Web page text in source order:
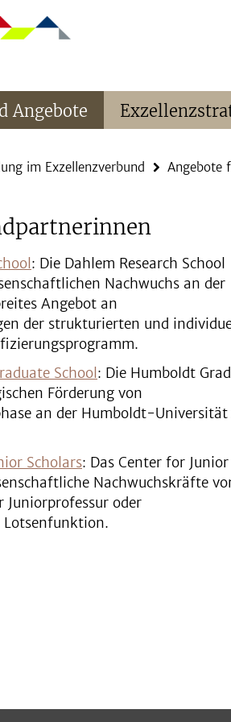
Angebote
im Exzellenzverbund Angebote
: Die Dahlem Research School
Nachwuchs an der
Angebot an
der strukturierten und
School : Die Humboldt
Förderung von
an der Humboldt-Universität
Scholars: Das Center for Junior
Nachwuchskräfte
Juniorprofessur oder
Lotsenfunktion.